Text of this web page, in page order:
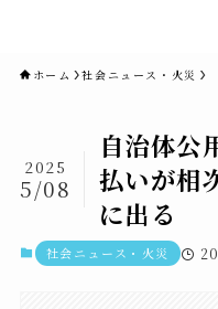
ホーム 社会ニュース・火災
自治体公
払いが相
に出る
2025
5/08
社会ニュース・火災